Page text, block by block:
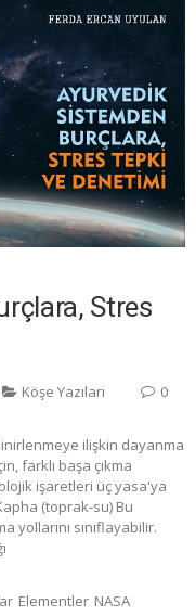
Stres
Köşe Yazıları 0
ilişkin dayanma
farklı başa çıkma
işaretleri üç yasa'ya
(toprak-su) Bu
yollarını sınıflayabilir.
Elementler NASA